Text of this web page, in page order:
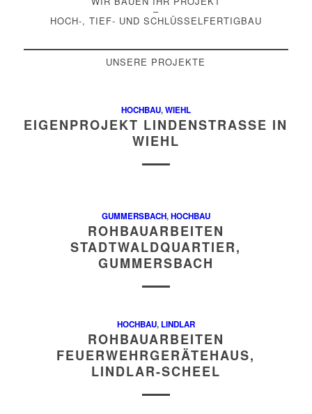
–
HOCH-, TIEF- UND SCHLÜSSELFERTIGBAU
UNSERE PROJEKTE
HOCHBAU,WIEHL
EIGENPROJEKT LINDENSTRASSE IN W
IEHL
GUMMERSBACH,HOCHBAU
ROHBAUARBEITEN
STADTWALDQUARTIER,
GUMMERSBACH
HOCHBAU, LINDLAR
ROHBAUARBEITEN
FEUERWEHRGERÄTEHAUS,
LINDLAR-SCHEEL